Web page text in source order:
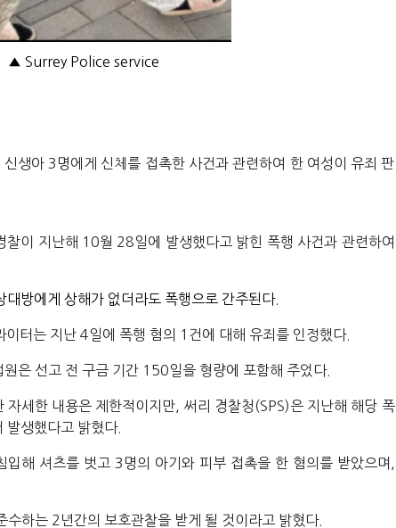
▲ Surrey Police service
생아 3명에게 신체를 접촉한 사건과 관련하여 한 여성이 유죄 판
이 지난해 10월 28일에 발생했다고 밝힌 폭행 사건과 관련하여
방에게 상해가 없더라도 폭행으로 간주된다.
이터는 지난 4일에 폭행 혐의 1건에 대해 유죄를 인정했다.
은 선고 전 구금 기간 150일을 형량에 포함해 주었다.
자세한 내용은 제한적이지만, 써리 경찰청(SPS)은 지난해 해당 폭
발생했다고 밝혔다.
입해 셔츠를 벗고 3명의 아기와 피부 접촉을 한 혐의를 받았으며,
수하는 2년간의 보호관찰을 받게 될 것이라고 밝혔다.